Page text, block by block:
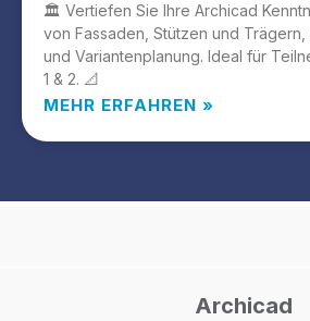
🏛️ Vertiefen Sie Ihre Archicad
von Fassaden, Stützen und
und Variantenplanung. Ideal für
1 & 2. 📐
MEHR ERFAHREN »
Archicad